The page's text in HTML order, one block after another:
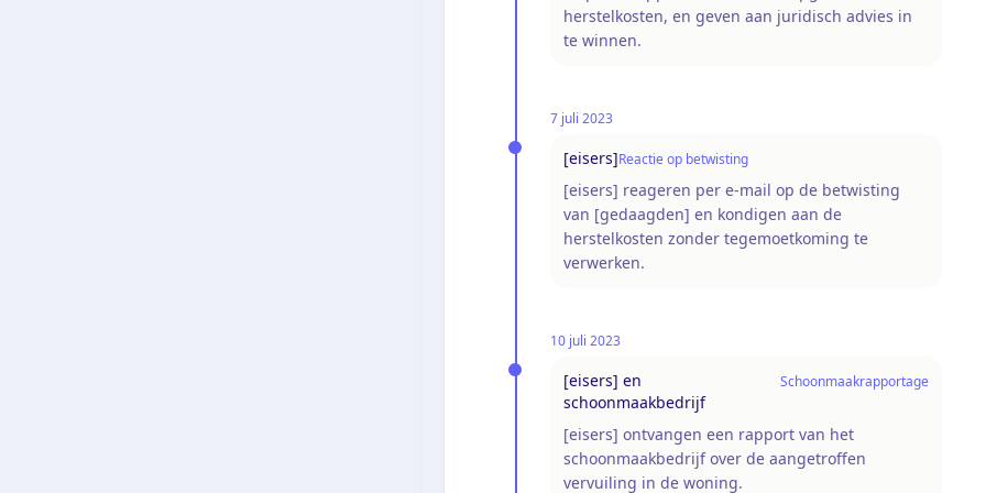
herstelkosten, en geven aan juridisch advies in
te winnen.
7 juli 2023
[eisers]Reactie op betwisting
[eisers] reageren per e-mail op de betwisting
van [gedaagden] en kondigen aan de
herstelkosten zonder tegemoetkoming te
verwerken.
10 juli 2023
[eisers] en
schoonmaakbedrijf
Schoonmaakrapportage
[eisers] ontvangen een rapport van het
schoonmaakbedrijf over de aangetroffen
vervuiling in de woning.